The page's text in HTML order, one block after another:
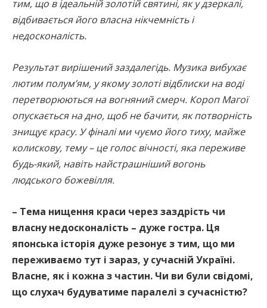
тим, що в ідеальній золотій святині, як у дзеркалі,
відбивається його власна нікчемність і
недосконалість.
Результат вирішений заздалегідь. Музика вибухає
лютим полум’ям, у якому золоті відблиски на воді
перетворюються на вогняний смерч. Короп Магої
опускається на дно, щоб не бачити, як потворність
знищує красу. У фіналі ми чуємо його тиху, майже
колискову, тему – це голос вічності, яка переживе
будь-який, навіть найстрашніший вогонь
людського божевілля.
– Тема нищення краси через заздрість чи
власну недосконалість – дуже гостра. Ця
японська історія дуже резонує з тим, що ми
переживаємо тут і зараз, у сучасній Україні.
Власне, як і кожна з частин. Чи ви були свідомі,
що слухач будуватиме паралелі з сучасністю?